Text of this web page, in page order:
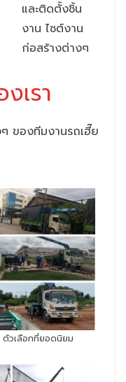
และติดตั้งชิ้น
งาน ไซต์งาน
ก่อสร้างต่างๆ
เรา
ของทีมงานรถเฮี๊ย
ตัวเลือกที่ยอดนิยม